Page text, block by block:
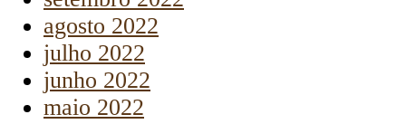
agosto 2022
julho 2022
junho 2022
maio 2022